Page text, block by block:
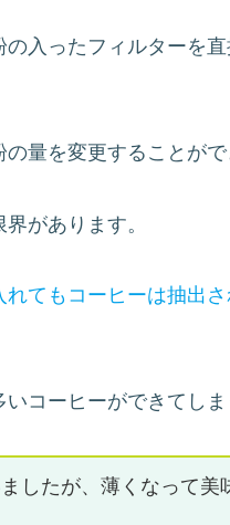
れるためには、粉の量
たいから、カップに合
量を変更することが